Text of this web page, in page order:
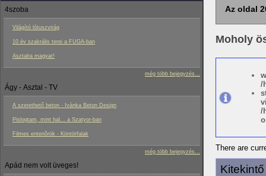
4szoba
Világító lótuszvirág
10 év szakrális terei a FUGA-ban
Asztalra magyar!
még több bejegyzés...
Ágy - Asztal - TV
A szerethető beton - Ivánka Beton Design
Pislogtam, mint hal... a Szatyor-ban
Filmes enteriôrök - Köntörfalak
még több bejegyzés...
Apád nem volt üveges!
Az oldal
Moholy
/
/
There are